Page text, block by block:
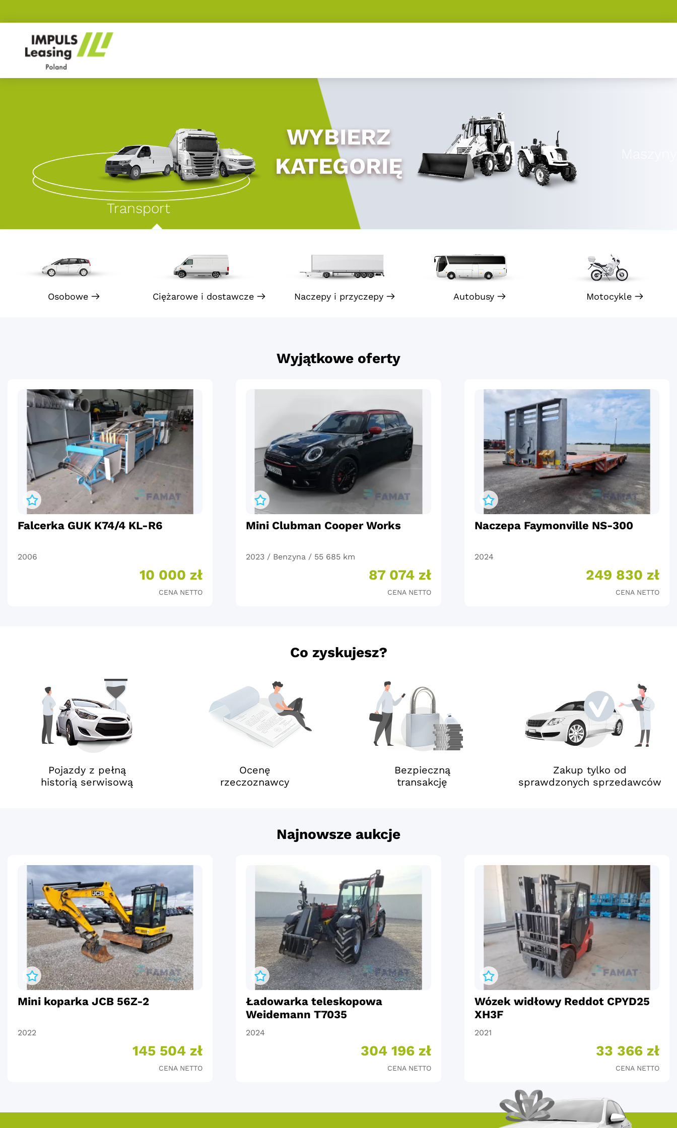
Transport
WYBIERZ
KATEGORIĘ
Osobowe Ciężarowe i dostawcze Naczepy i przyczepy Autobusy Motocykle
Wyjątkowe oferty
Falcerka GUK K74/4 KL-R6
2006
10 000 zł
CENA NETTO
Mini Clubman Cooper Works
2023 / Benzyna / 55 685 km
87 074 zł
CENA NETTO
Naczepa Faymonville NS-300
2024
249 830 zł
CENA NETTO
Co zyskujesz?
Pojazdy z pełną
historią serwisową
Ocenę
rzeczoznawcy
Bezpieczną
transakcję
Zakup tylko od
sprawdzonych sprzedawców
Najnowsze aukcje
Mini koparka JCB 56Z-2
2022
145 504 zł
CENA NETTO
Ładowarka teleskopowa
Weidemann T7035
2024
304 196 zł
CENA NETTO
Wózek widłowy Reddot CPYD25
XH3F
2021
33 366 zł
CENA NETTO